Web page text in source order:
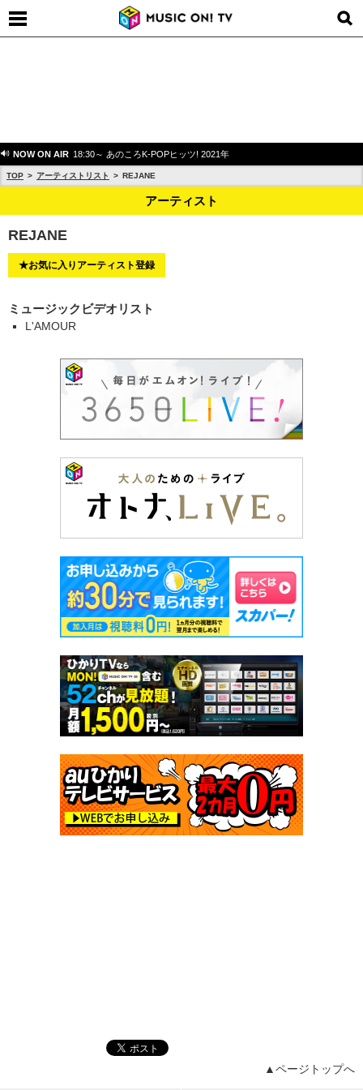
NOW ON AIR 18:30～ あのころK-POPヒッツ! 2021年
TOP アーティストリスト REJANE
アーティスト
REJANE
★お気に入りアーティスト登録
ミュージックビデオリスト
L'AMOUR
▲ページトップへ